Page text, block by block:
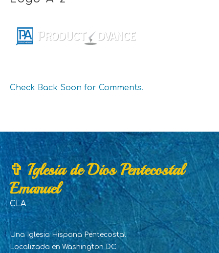
Check Back Soon for Comments.
✞ Iglesia de Dios Pentecostal
Emanuel
CLA
Una Iglesia Hispana Pentecostal
Localizada en Washington DC